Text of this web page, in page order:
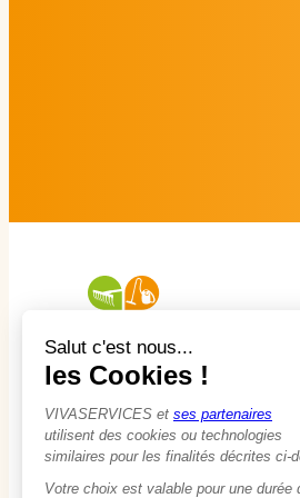
À propos